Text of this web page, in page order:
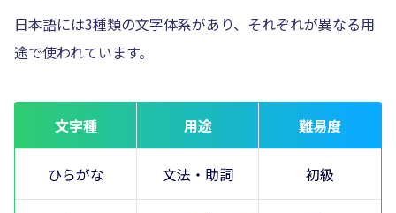
日本語には3種類の文字体系があり、それぞれが異なる用
途で使われています。
文字種 用途 難易度
ひらがな 文法・助詞 初級